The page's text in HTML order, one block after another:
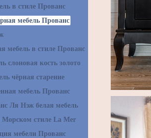
в стиле Прованс
мебель Прованс
мебель в стиле Прованс
слоновая кость золото
чёрная старение
мебель Прованс
Ля Нэж белая мебель
Морском стиле La Mer
мебели Прованс